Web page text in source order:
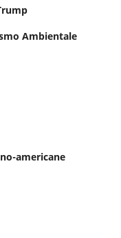
Ambientale
americane